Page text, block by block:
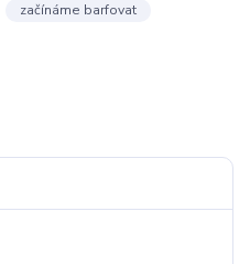
začínáme barfovat